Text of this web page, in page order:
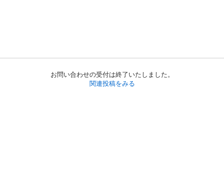
お問い合わせの受付は終了いたしました。
関連投稿をみる